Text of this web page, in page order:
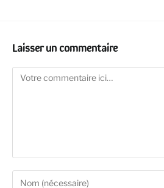
Laisser un commentaire